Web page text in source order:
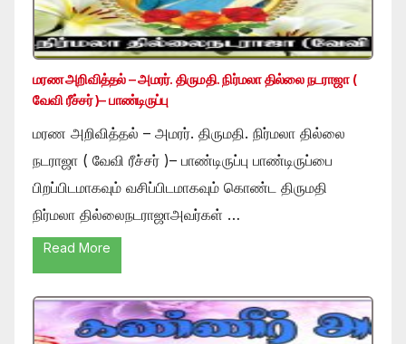
மரண அறிவித்தல் – அமரர். திருமதி. நிர்மலா தில்லை நடராஜா (
வேவி ரீச்சர் )– பாண்டிருப்பு
மரண அறிவித்தல் – அமரர். திருமதி. நிர்மலா தில்லை
நடராஜா ( வேவி ரீச்சர் )– பாண்டிருப்பு பாண்டிருப்பை
பிறப்பிடமாகவும் வசிப்பிடமாகவும் கொண்ட திருமதி
நிர்மலா தில்லைநடராஜாஅவர்கள் …
Read More